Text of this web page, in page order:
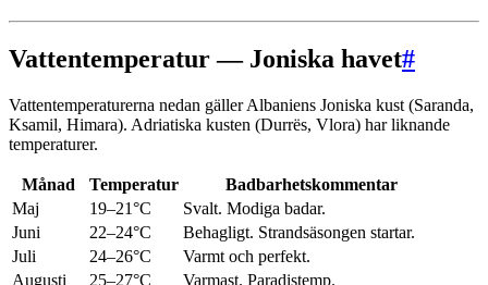
Vattentemperatur — Joniska havet#
Vattentemperaturerna nedan gäller Albaniens Joniska kust (Saranda,
Ksamil, Himara). Adriatiska kusten (Durrës, Vlora) har liknande
temperaturer.
Månad Temperatur
Badbarhetskommentar
Maj
19–21°C
Svalt. Modiga badar.
Juni
22–24°C
Behagligt. Strandsäsongen startar.
Juli
24–26°C
Varmt och perfekt.
Augusti
25–27°C
Varmast. Paradistemp.